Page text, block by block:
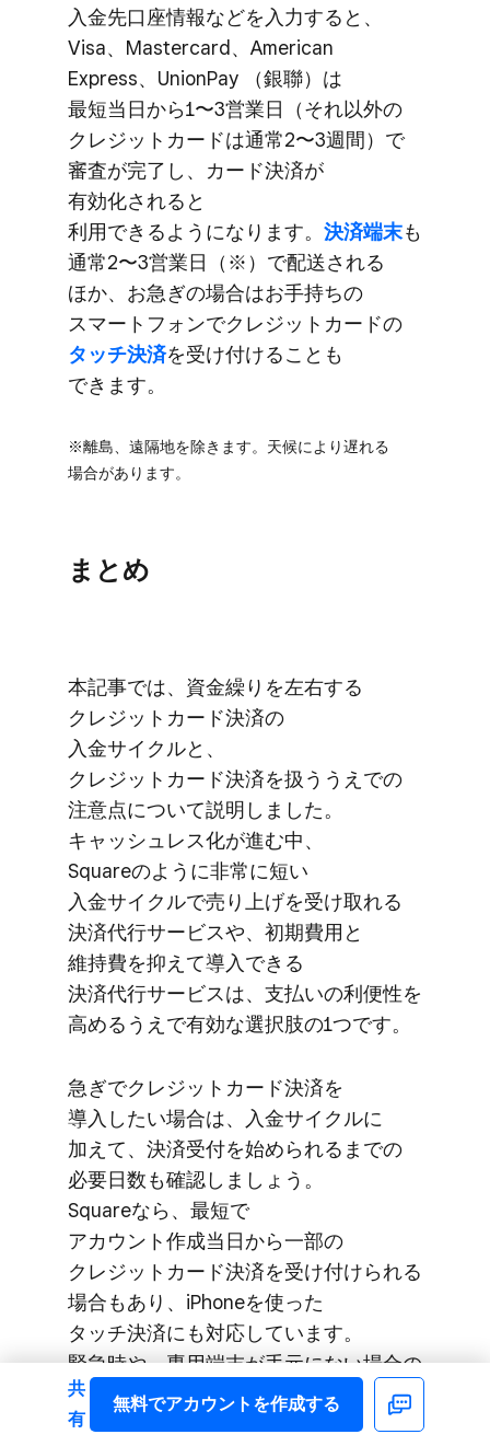
入金先口座情報などを​入力すると、​​
Visa、​​Mastercard、​​American
Express、​UnionPay ​（銀聯）は​​
最短当日から​1〜3営業日​（それ以外の​
クレジットカードは​通常​2〜3週間）で​
審査が​​完了し、​カード決済が​
有効化されると​
利用できるようになります。 ​決済端末も​
通常2〜3営業日​（※）で​配送される​
ほか、​お急ぎの​場合は​お手持ちの​
スマートフォンで​クレジットカードの
タッチ決済を​受け付ける​ことも​
できます。
※離島、​遠隔地を​除きます。​天候に​より​遅れる​
場合が​あります。
まとめ
本記事では、​資金繰りを​左右する​
クレジットカード決済の​
入金サイクルと、​
クレジットカード決済を​扱ううえでの​
注意点に​ついて​説明しました。​
キャッシュレス化が​進む中、​
Squareのように​非常に​短い​
入金サイクルで​売り上げを​受け取れる​
決済代行サービスや、​初期費用と​
維持費を​抑えて​導入できる​
決済代行サービスは、​支払いの​利便性を​
高めるうえで​有効な​選択肢の​1つです。
急ぎで​クレジットカード決済を​
導入したい​場合は、​入金サイクルに​
加えて、​決済受付を​始められるまでの​
必要日数も​確認しましょう。​
Squareなら、​最短で​
アカウント作成当日から​一部の​
クレジットカード決済を​受け付けられる​
場合も​あり、​iPhoneを​使った​
タッチ決済にも​対応しています。​
緊急時や、​専用端末が​手元にない​場合の​
選択肢と​して、​ぜひSquareの​導入を​
検討してみてください。
Facebook
共
有
無料で​アカウントを​作成する